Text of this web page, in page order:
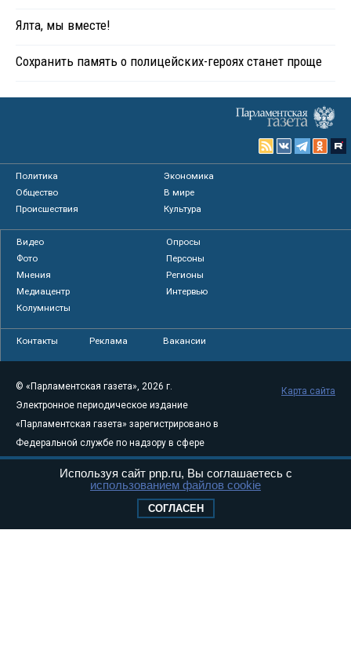
Ялта, мы вместе!
Сохранить память о полицейских-героях станет проще
Политика
Экономика
Общество
В мире
Происшествия
Культура
Видео
Опросы
Фото
Персоны
Мнения
Регионы
Медиацентр
Интервью
Колумнисты
Контакты Реклама Вакансии
© «Парламентская газета», 2026 г.
Электронное периодическое издание
«Парламентская газета» зарегистрировано в
Федеральной службе по надзору в сфере
связи, информационных технологий и
массовых коммуникаций (Роскомнадзор) 05
Свидетельство о регистрации Эл № ФС77-
Карта сайта
Используя сайт pnp.ru, Вы соглашаетесь с
использованием файлов cookie
СОГЛАСЕН